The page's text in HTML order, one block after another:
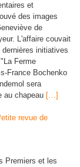
et
des images
de
L'affaire couvait
initiatives
Ferme
France Bochenko
sera
au chapeau […]
revue de
Premiers et les